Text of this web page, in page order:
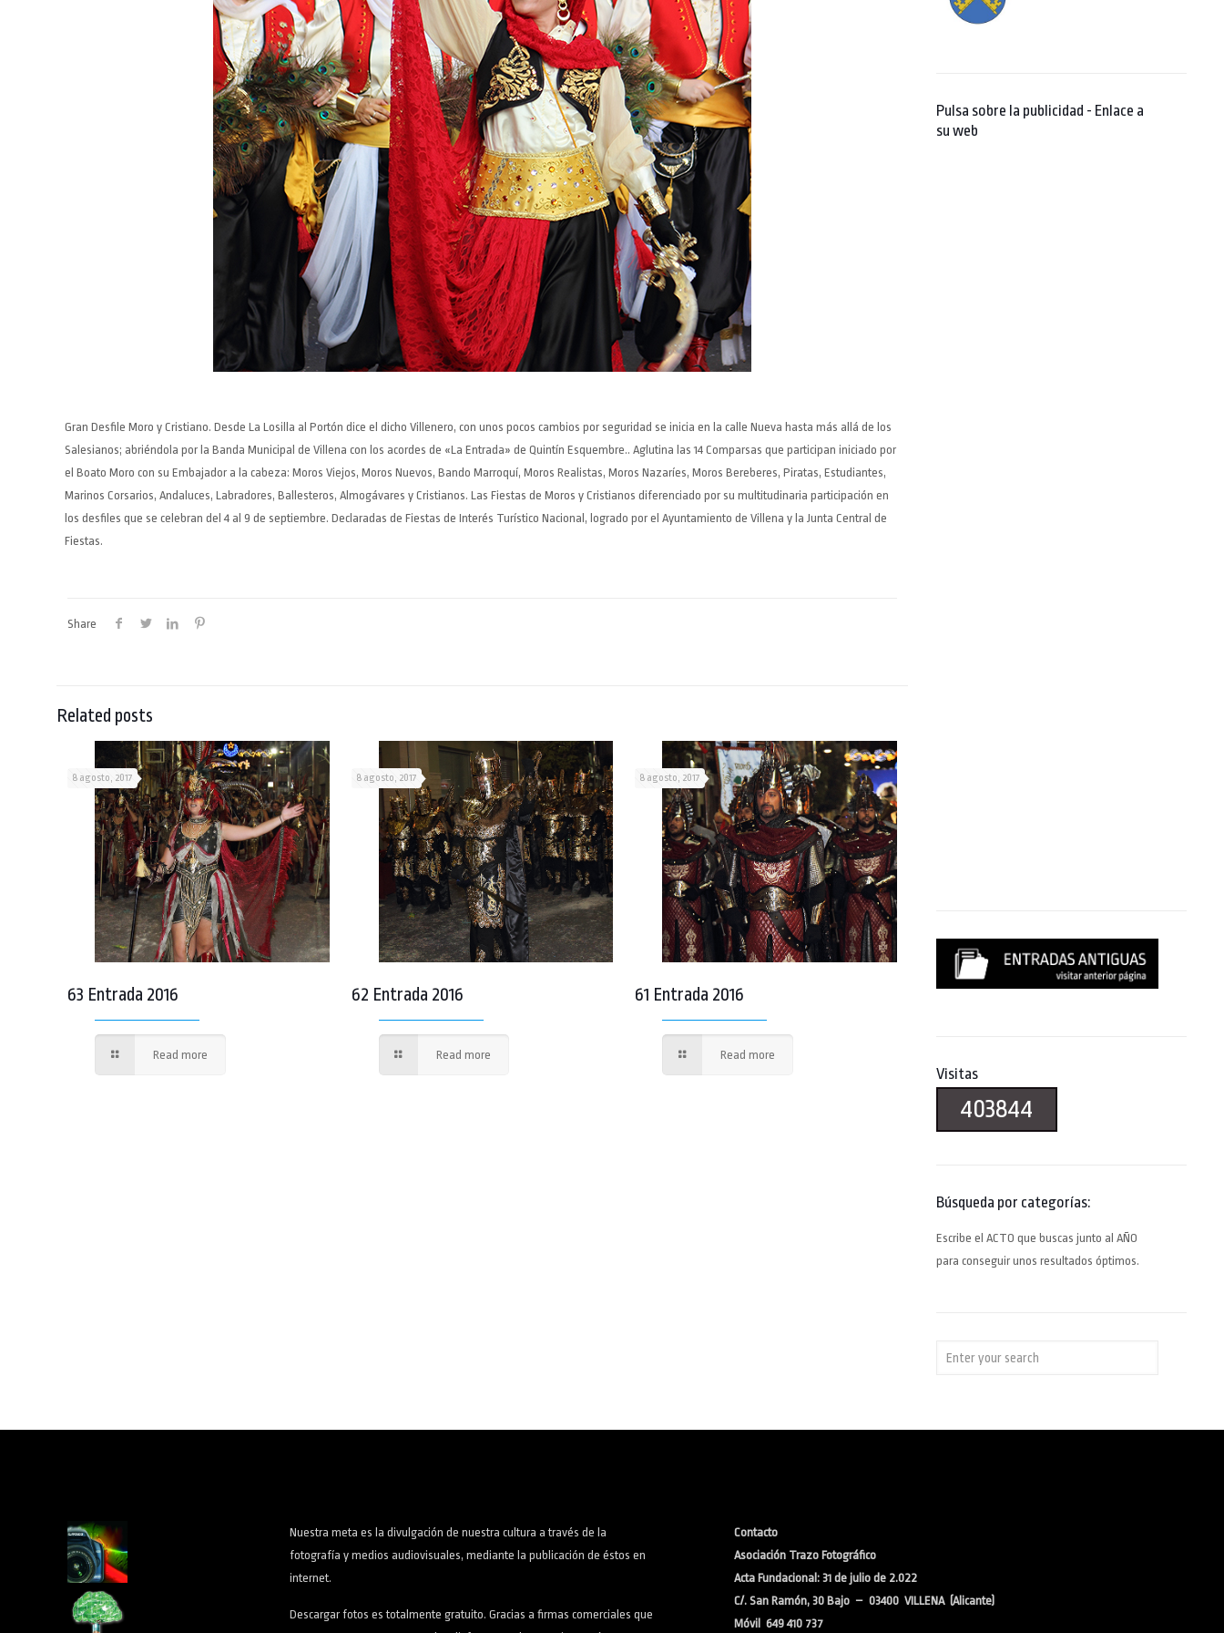
Gran Desfile Moro y Cristiano. Desde La Losilla al Portón dice el dicho Villenero, con unos pocos cambios por seguridad se inicia en la calle Nueva hasta más allá de los
Salesianos; abriéndola por la Banda Municipal de Villena con los acordes de «La Entrada» de Quintín Esquembre.. Aglutina las 14 Comparsas que participan iniciado por
el Boato Moro con su Embajador a la cabeza: Moros Viejos, Moros Nuevos, Bando Marroquí, Moros Realistas, Moros Nazaríes, Moros Bereberes, Piratas, Estudiantes,
Marinos Corsarios, Andaluces, Labradores, Ballesteros, Almogávares y Cristianos. Las Fiestas de Moros y Cristianos diferenciado por su multitudinaria participación en
los desfiles que se celebran del 4 al 9 de septiembre. Declaradas de Fiestas de Interés Turístico Nacional, logrado por el Ayuntamiento de Villena y la Junta Central de
Fiestas.
Share
Related posts
8 agosto, 2017
63 Entrada 2016
Read more
8 agosto, 2017
62 Entrada 2016
Read more
8 agosto, 2017
61 Entrada 2016
Read more
Pulsa sobre la publicidad - Enlace a
su web
Visitas
403844
Búsqueda por categorías:
Escribe el ACTO que buscas junto al AÑO
para conseguir unos resultados óptimos.
Nuestra meta es la divulgación de nuestra cultura a través de la
fotografía y medios audiovisuales, mediante la publicación de éstos en
internet.
Descargar fotos es totalmente gratuito. Gracias a firmas comerciales que
Contacto
Asociación Trazo Fotográfico
Acta Fundacional: 31 de julio de 2.022
C/. San Ramón, 30 Bajo – 03400 VILLENA (Alicante)
Móvil 649 410 737